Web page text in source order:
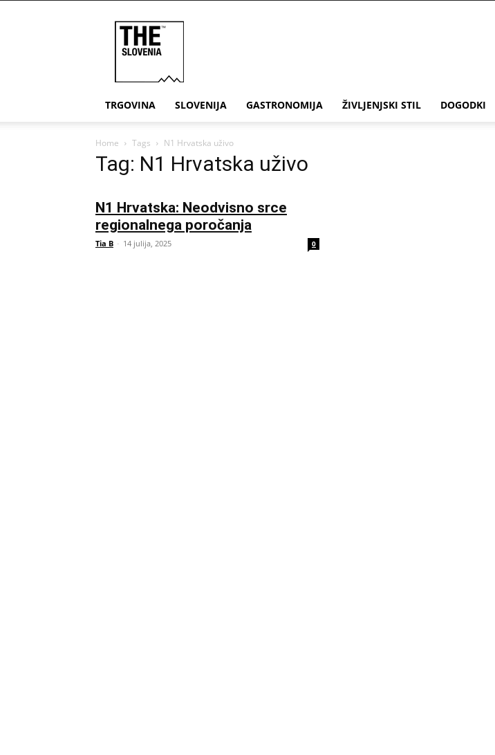
TRGOVINA SLOVENIJA GASTRONOMIJA ŽIVLJENJSKI STIL DOGODKI
Home Tags N1 Hrvatska uživo
Tag: N1 Hrvatska uživo
N1 Hrvatska: Neodvisno srce
regionalnega poročanja
Tia B - 14 julija, 2025 0